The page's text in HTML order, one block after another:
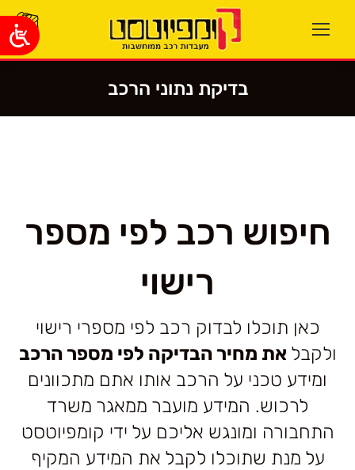
בדיקת נתוני הרכב
You are here:
חיפוש רכב לפי מספר
רישוי
כאן תוכלו לבדוק רכב לפי מספרי רישוי
ולקבל את מחיר הבדיקה לפי מספר הרכב
ומידע טכני על הרכב אותו אתם מתכוונים
לרכוש. המידע מועבר ממאגר משרד
התחבורה ומונגש אליכם על ידי קומפיוטסט
על מנת שתוכלו לקבל את המידע המקיף